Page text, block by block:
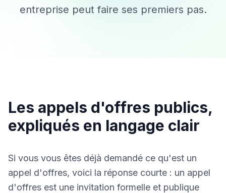
entreprise peut faire ses premiers pas.
Les appels d'offres publics,
expliqués en langage clair
Si vous vous êtes déjà demandé ce qu'est un
appel d'offres, voici la réponse courte : un appel
d'offres est une invitation formelle et publique